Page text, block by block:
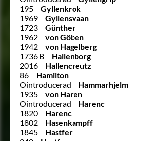
195
Gyllenkrok
1969
Gyllensvaan
1723
Günther
1962
von Göben
1942
von Hagelberg
1736 B
Hallenborg
2016
Hallencreutz
86
Hamilton
Ointroducerad
Hammarhjelm
1935
von Haren
Ointroducerad
Harenc
1820
Harenc
1802
Hasenkampff
1845
Hastfer